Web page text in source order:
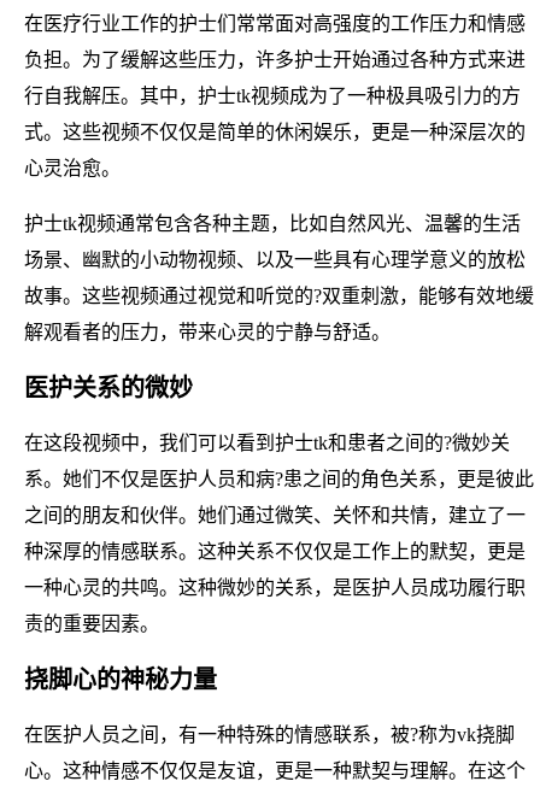
在医疗行业工作的护士们常常面对高强度的工作压力和情感
负担。为了缓解这些压力，许多护士开始通过各种方式来进
行自我解压。其中，护士tk视频成为了一种极具吸引力的方
式。这些视频不仅仅是简单的休闲娱乐，更是一种深层次的
心灵治愈。
护士tk视频通常包含各种主题，比如自然风光、温馨的生活
场景、幽默的小动物视频、以及一些具有心理学意义的放松
故事。这些视频通过视觉和听觉的?双重刺激，能够有效地缓
解观看者的压力，带来心灵的宁静与舒适。
医护关系的微妙
在这段视频中，我们可以看到护士tk和患者之间的?微妙关
系。她们不仅是医护人员和病?患之间的角色关系，更是彼此
之间的朋友和伙伴。她们通过微笑、关怀和共情，建立了一
种深厚的情感联系。这种关系不仅仅是工作上的默契，更是
一种心灵的共鸣。这种微妙的关系，是医护人员成功履行职
责的重要因素。
挠脚心的神秘力量
在医护人员之间，有一种特殊的情感联系，被?称为vk挠脚
心。这种情感不仅仅是友谊，更是一种默契与理解。在这个